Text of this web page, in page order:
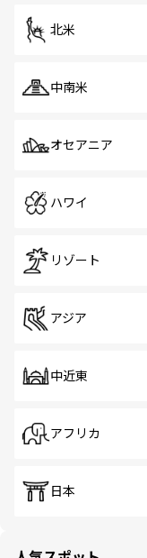
北米
中南米
オセアニア
ハワイ
リゾート
アジア
中近東
アフリカ
日本